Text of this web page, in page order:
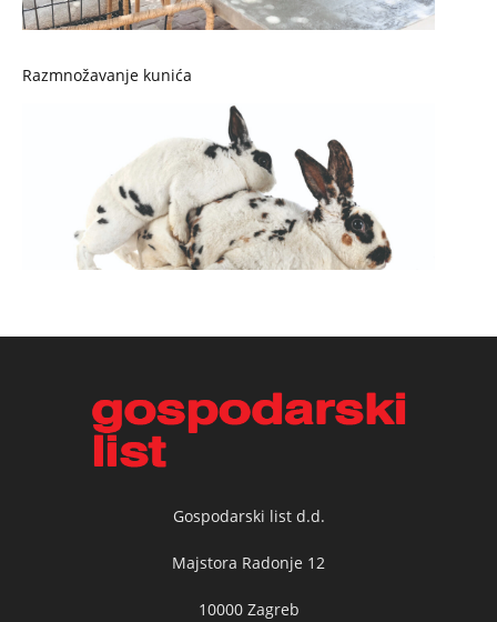
Razmnožavanje kunića
Gospodarski list d.d.
Majstora Radonje 12
10000 Zagreb